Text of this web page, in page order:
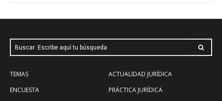
Buscar: Escribe aquí tu búsqueda
TEMAS
ENCUESTA
ACTUALIDAD JURÍDICA
PRÁCTICA JURÍDICA